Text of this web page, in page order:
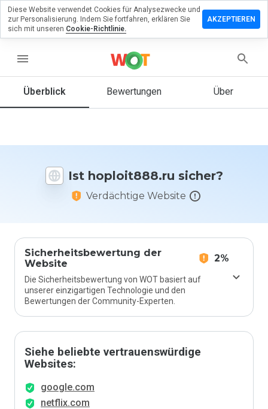
menu
Überblick Bewertungen Über
Ist hoploit888.ru sicher?
Verdächtige Website
Sicherheitsbewertung der
Website
2%
Die Sicherheitsbewertung von WOT basiert auf
unserer einzigartigen Technologie und den
Bewertungen der Community-Experten.
Siehe beliebte vertrauenswürdige
Websites:
google.com
netflix.com
würden
auf einer
Skala von
Diese Website verwendet Cookies für Analysezwecke und
zur Personalisierung. Indem Sie fortfahren, erklären Sie
sich mit unseren Cookie-Richtlinie.
AKZEPTIEREN